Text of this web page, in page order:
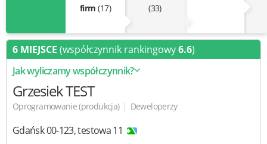
firm(17)
(33)
6 MIEJSCE (współczynnik rankingowy6.6)
Jak wyliczamy współczynnik?
Grzesiek TEST
Oprogramowanie (produkcja) | Deweloperzy
Gdańsk00-123,testowa 11